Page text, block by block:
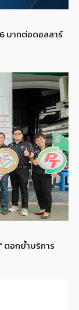
บาทต่อดอลลาร์
ตอกย้ำบริการ